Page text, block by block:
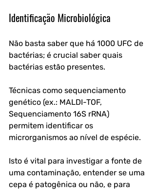
Identificação Microbiológica
Não basta saber que há 1000 UFC de
bactérias; é crucial saber quais
bactérias estão presentes.
Técnicas como sequenciamento
genético (ex.: MALDI-TOF,
Sequenciamento 16S rRNA)
permitem identificar os
microrganismos ao nível de espécie.
Isto é vital para investigar a fonte de
uma contaminação, entender se uma
cepa é patogênica ou não, e para